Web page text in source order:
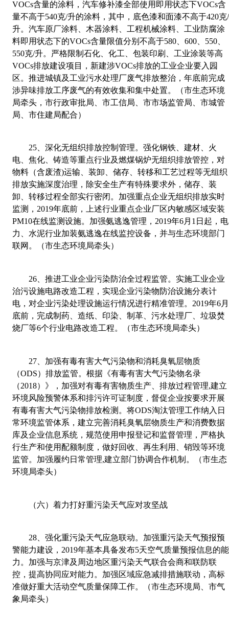
VOCs含量的涂料，汽车修补漆全部使用即用状态下VOCs含
量不高于540克/升的涂料，其中，底色漆和面漆不高于420克/
升。汽车原厂涂料、木器涂料、工程机械涂料、工业防腐涂
料即用状态下的VOCs含量限值分别不高于580 、600 550
550克/升。严格限制石化、化工、包装印刷、工业涂装等高
VOCs排放建设项目，新建涉VOCs排放的工业企业要入园
区。推进城镇及工业污水处理厂废气排放整治，年底前完成
涉异味排放工序废气的有效收集和集中处置。（市生态环境
局牵头，市行政审批局、市工信局、市市场监管局、市城管
局、市住建局配合）
25 、深化无组织排放控制管理。强化钢铁、建材、火
电、焦化、铸造等重点行业及燃煤锅炉无组织排放管控，对
物料（含废渣)运输、装卸、储存、转移和工艺过程等无组织
排放实施深度治理，除安全生产有特殊要求外，储存、装
卸、转移过程全部实行密闭。加强重点企业无组织排放实时
监测， 2019年底前，上述行业重点企业厂区内敏感区域安装
PM10在线监测设施。加强氨逃逸管理， 2019年6月 1 日起，电
力、水泥行业加装氨逃逸在线监控设备，并与生态环境部门
联网。（市生态环境局牵头）
26 、推进工业企业污染防治全过程监管。实施工业企业
治污设施电路改造工程，实现企业污染物防治设施分表计
电，对企业污染处理设施运行情况进行精准管理。 2019年6月
底前，完成制药、造纸、印染、制革、污水处理厂、垃圾焚
烧厂等6个行业电路改造工程。（市生态环境局牵头）
27
加强有毒有害大气污染物和消耗臭氧层物质
（ODS）排放监管。根据《有毒有害大气污染物名录
（2018）》，加强对有毒有害物质生产、排放过程管理,建立
环境风险预警体系和排污许可证制度，督促企业按要求开展
有毒有害大气污染物排放检测。将ODS淘汰管理工作纳入日
常环境监管体系，建立完善消耗臭氧层物质生产和消费数据
库及企业信息系统，规范使用申报登记和监督管理，严格执
行生产和使用配额制度，做好回收、再生利用、销毁等环境
监管。加强履约日常管理,建立部门协调合作机制。（市生态
环境局牵头）
（六）着力打好重污染天气应对攻坚战
28、强化重污染天气应急联动。加强重污染天气预报预
警能力建设，2019年基本具备发布5天空气质量预报信息的能
力。加强与京津及周边地区重污染天气联合会商和联防联
控，提高协同应对能力。加强区域应急减排措施联动，高标
准做好重大活动空气质量保障工作。（市生态环境局、市气
象局牵头）